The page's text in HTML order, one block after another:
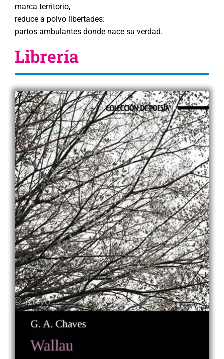
marca territorio,
reduce a polvo libertades:
partos ambulantes donde nace su verdad.
Librería